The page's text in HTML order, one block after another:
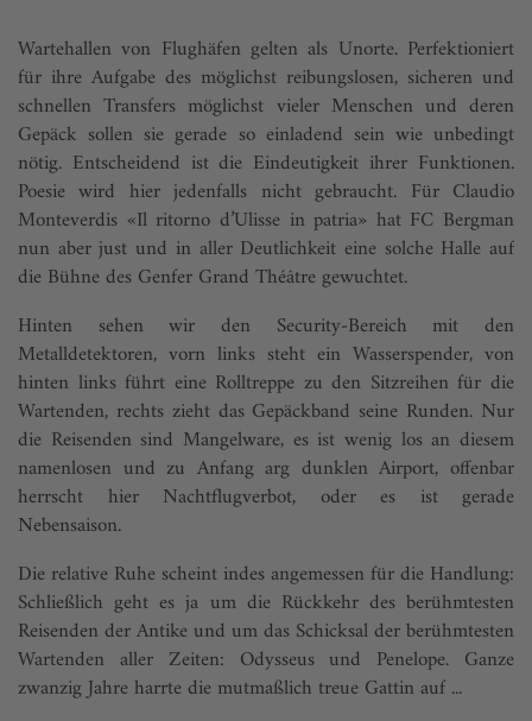
Wartehallen von Flughäfen gelten als Unorte. Perfektioniert
für ihre Aufgabe des möglichst reibungslosen, sicheren und
schnellen Transfers möglichst vieler Menschen und deren
Gepäck sollen sie gerade so einladend sein wie unbedingt
nötig. Entscheidend ist die Eindeutigkeit ihrer Funktionen.
Poesie wird hier jedenfalls nicht gebraucht. Für Claudio
Monteverdis «Il ritorno d’Ulisse in patria» hat FC Bergman
nun aber just und in aller Deutlichkeit eine solche Halle auf
die Bühne des Genfer Grand Théâtre gewuchtet.
Hinten sehen wir den Security-Bereich mit den
Metalldetektoren, vorn links steht ein Wasserspender, von
hinten links führt eine Rolltreppe zu den Sitzreihen für die
Wartenden, rechts zieht das Gepäckband seine Runden. Nur
die Reisenden sind Mangelware, es ist wenig los an diesem
namenlosen und zu Anfang arg dunklen Airport, offenbar
herrscht hier Nachtflugverbot, oder es ist gerade
Nebensaison.
Die relative Ruhe scheint indes angemessen für die Handlung:
Schließlich geht es ja um die Rückkehr des berühmtesten
Reisenden der Antike und um das Schicksal der berühmtesten
Wartenden aller Zeiten: Odysseus und Penelope. Ganze
zwanzig Jahre harrte die mutmaßlich treue Gattin auf ...